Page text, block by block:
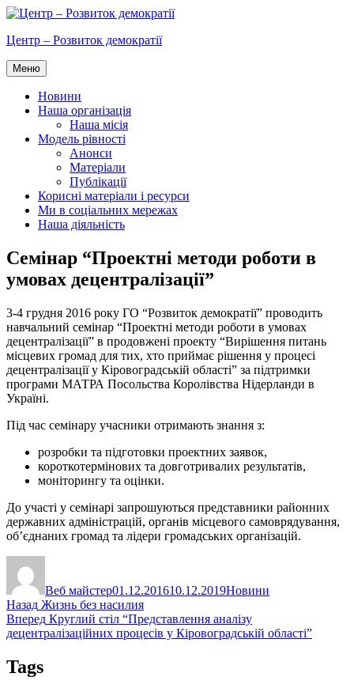
Перейти
вмісту
Центр – Розвиток демократії
Меню
Новини
Наша організація
Наша місія
Модель рівності
Анонси
Матеріали
Публікації
Корисні матеріали і ресурси
Ми в соціальних мережах
Наша діяльність
Семінар “Проектні методи роботи в
умовах децентралізації”
3-4 грудня 2016 року ГО “Розвиток демократії” проводить
навчальний семінар “Проектні методи роботи в умовах
децентралізації” в продовжені проекту “Вирішення питань
місцевих громад для тих, хто приймає рішення у процесі
децентралізації у Кіровоградській області” за підтримки
програми МАТРА Посольства Королівства Нідерланди в
Україні.
Під час семінару учасники отримають знання з:
розробки та підготовки проектних заявок,
короткотермінових та довготривалих результатів,
моніторингу та оцінки.
До участі у семінарі запрошуються представники районних
державних адміністрацій, органів місцевого самоврядування,
об’єднаних громад та лідери громадських організацій.
Веб майстер01.12.201610.12.2019Новини
Навігація
записів
Назад Попередній
запис:
Жизнь без насилия
Вперед Наступний
запис:
Круглий стіл “Представлення аналізу
децентралізаційних процесів у Кіровоградській області”
Tags